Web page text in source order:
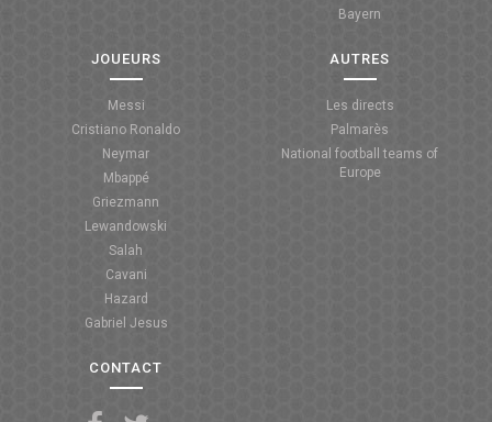
Bayern
JOUEURS
Messi
Cristiano Ronaldo
Neymar
Mbappé
Griezmann
Lewandowski
Salah
Cavani
Hazard
Gabriel Jesus
AUTRES
Les directs
Palmarès
National football teams of
Europe
CONTACT